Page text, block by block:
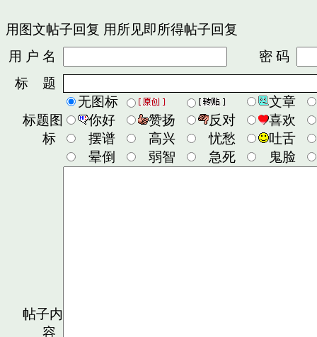
用图文帖子回复 用所见即所得帖子回复
用 户 名
密 码
标 题
标题图
标
无图标
文章
你好
赞扬 反对
喜欢
摆谱
高兴 忧愁
吐舌
晕倒
弱智 急死 鬼脸
帖子内
容